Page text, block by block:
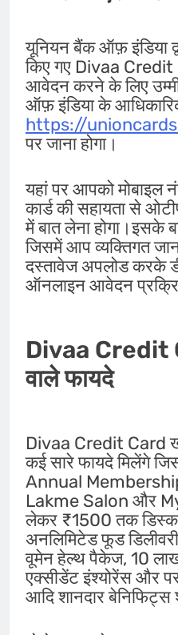
यूनियन बैंक ऑफ़ इंडिया
किए गए Divaa
आवेदन करने के लिए
ऑफ़ इंडिया के
https://
पर जाना होगा।
यहां पर आपको
कार्ड की सहायता से
में बात लेना होगा।इसके
जिसमें आप व्यक्तिगत
दस्तावेज अपलोड करके
ऑनलाइन आवेदन
Divaa Credit
वाले फायदे
Divaa Credit Card
कई सारे फायदे मिलेंगे
Annual
Lakme Salon और
लेकर ₹1500 तक
अनलिमिटेड फूड डिलीवरी
वूमेन हेल्थ पैकेज, 10
एक्सीडेंट इंश्योरेंस और
आदि शानदार बेनिफिट्स